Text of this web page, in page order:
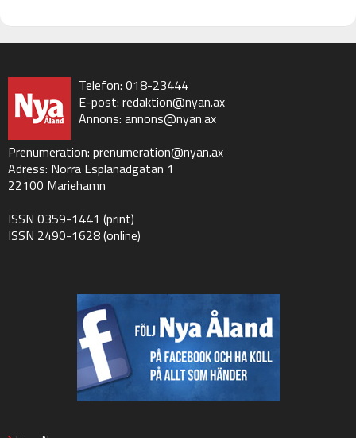
Telefon: 018-23444
E-post: redaktion@nyan.ax
Annons: annons@nyan.ax
Prenumeration: prenumeration@nyan.ax
Adress: Norra Esplanadgatan 1
22100 Mariehamn
ISSN 0359-1441 (print)
ISSN 2490-1628 (online)